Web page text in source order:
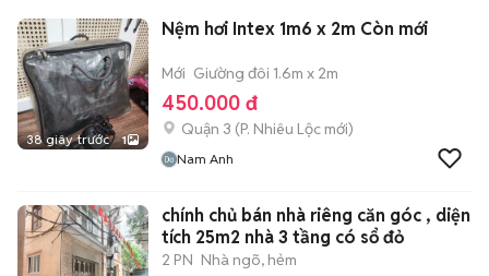
38 giây trước 1
Nệm hơi Intex 1m6 x 2m Còn mới
Mới Giường đôi 1.6m x 2m
450.000 đ
Quận 3 (P. Nhiêu Lộc mới)
Nam Anh
chính chủ bán nhà riêng căn góc , diện
tích 25m2 nhà 3 tầng có sổ đỏ
2 PN Nhà ngõ, hẻm